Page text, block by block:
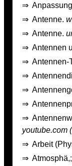
⇒
⇒ Antenne.
⇒ Antenne.
⇒ Antennen
⇒ Antennen-
⇒
⇒
⇒
⇒
youtube.com
⇒ Arbeit
⇒